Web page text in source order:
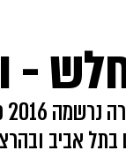
תשעה חודשים-
לחודש בתל אביב